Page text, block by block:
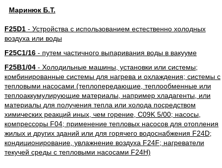
Маринюк Б.Т.
F25D1- Устройства с использованием естественно холодных
воздуха или воды
F25C1/16- путем частичного выпаривания воды в вакууме
F25B1/04- Холодильные машины, установки или системы;
комбинированные системы для нагрева и охлаждения; системы с
тепловыми насосами (теплопередающие, теплообменные или
теплоаккумулирующие материалы, например хладагенты, или
материалы для получения тепла или холода посредством
химических реакций иных, чем горение, C09K 5/00; насосы,
компрессоры F04; применение тепловых насосов для отопления
жилых и других зданий или для горячего водоснабжения F24D;
кондиционирование, увлажнение воздуха F24F; нагреватели
текучей среды с тепловыми насосами F24H)